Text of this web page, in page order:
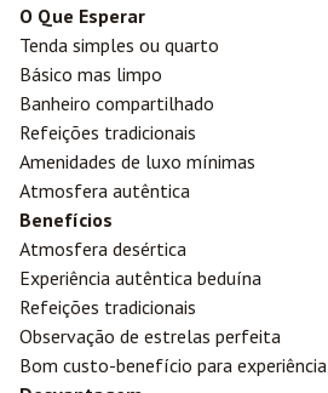
O Que Esperar
Tenda simples ou quarto
Básico mas limpo
Banheiro compartilhado
Refeições tradicionais
Amenidades de luxo mínimas
Atmosfera autêntica
Benefícios
Atmosfera desértica
Experiência autêntica beduína
Refeições tradicionais
Observação de estrelas perfeita
Bom custo-benefício para experiência